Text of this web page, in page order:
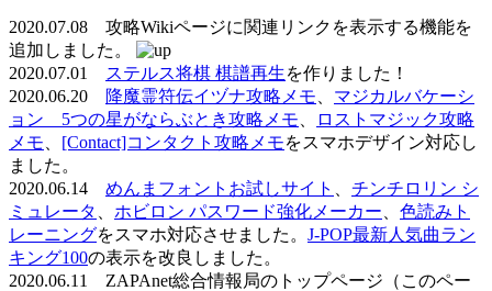
2020.07.08 攻略Wikiページに関連リンクを表示する機能を
追加しました。
2020.07.01
ステルス将棋 棋譜再生を作りました！
2020.06.20
降魔霊符伝イヅナ攻略メモ
マジカルバケーシ
ョン 5つの星がならぶとき攻略メモ
ロストマジック攻略
メモ
[Contact]コンタクト攻略メモをスマホデザイン対応し
ました。
2020.06.14 めんまフォントお試しサイト
チンチロリン シ
ミュレータ
ホビロン パスワード強化メーカー
色読みト
レーニングをスマホ対応させました。 J-POP最新人気曲ラン
キング100の表示を改良しました。
2020.06.11 ZAPAnet総合情報局のトップページ（このペー